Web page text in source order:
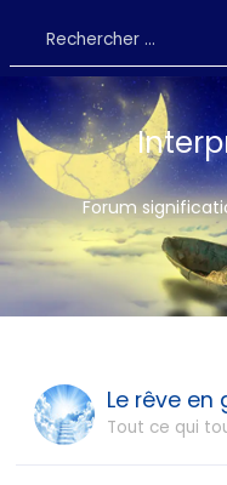
Forum
Le rêve en
Tout ce qui